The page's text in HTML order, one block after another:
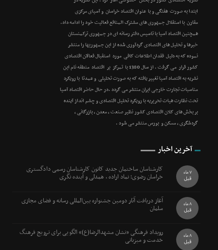
ابتدا به صورت هفتگی و با عنوان اقتصاد خراسان و آسیای مرکزی
مقارن با استقلال جمهوری های مشترک المنافع فعالیت خود را ادامه داد.
همچنین اقتصاد آسیا با تاسیس دفتر رسانه ای در جمهوری ترکمنستان
خبرها و تحلیل های اقتصادی گردآوری شده از این جمهوریها را منتشر
نموده که به دلیل فقدان اطلاعات کافی مورد استقبال فعالان اقتصادی
کشور قرار می گرفت . از سال 1380 با تمرکز بر اقتصاد منطقه نام این
نشریه به اقتصاد آسیا تغییر یافته که به صورت تحلیلی و عمدتا با رویکرد
مناسبات تجارت خارجی ایران منتشر می گردد .در حال حاضر اقتصاد آسیا
تحت نظارت هیات تحریریه با رویکرد تحلیل اقتصادی و چشم انداز آینده
بر بخش های کلان اقتصادی کشور نظیر صنعت ، معدن ، بازرگانی ،
گردشگری ، مسکن و بورس منتشر می شود .
آخرین اخبار
کارشناسان ساختمان جدید کانون کارشناسان رسمی دادگستری
خراسان رضوی؛ نماد اراده ، همدلی و آینده نگری 7 ماه
قبل
آغاز دریافت آثار دومین جشنواره بین‌المللی رسانه و فضای مجازی
سلمان 8 ماه
قبل
رویداد فرهنگی «نشان مشهدالرضا(ع)» الگویی برای ترویج فرهنگ
خدمت و میزبانی 8 ماه
قبل